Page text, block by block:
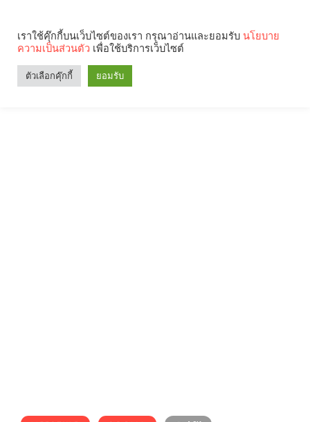
เราใช้คุ๊กกี้บนเว็บไซต์ของเรา กรุณาอ่านและยอมรับ นโยบาย
ความเป็นส่วนตัว เพื่อใช้บริการเว็บไซต์
ตัวเลือกคุ๊กกี้ ยอมรับ